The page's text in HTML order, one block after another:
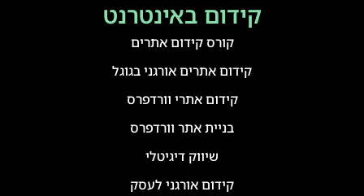
קידום באינטרנט
קורס קידום אתרים
קידום אתרים אורגני בגוגל
קידום אתרי וורדפרס
בניית אתר וורדפרס
שיווק דיגיטלי
קידום אורגני לעסק